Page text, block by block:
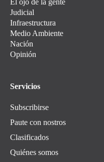
Judicial
Infraestructura
Medio Ambiente
Nación
Opinión
Servicios
Subscribirse
Paute con nostros
Clasificados
Quiénes somos